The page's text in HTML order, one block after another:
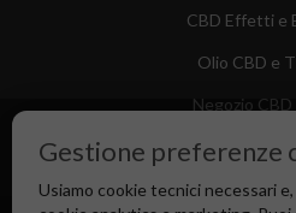
CBD Effetti e
Olio CBD e
Negozio
Gestione preferenze
Usiamo cookie tecnici necessari